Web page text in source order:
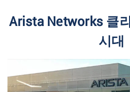
Arista Networks 클
시대